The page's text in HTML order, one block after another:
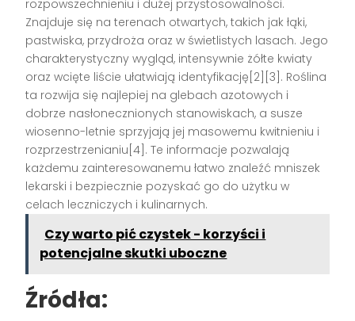
rozpowszechnieniu i dużej przystosowalności.
Znajduje się na terenach otwartych, takich jak łąki,
pastwiska, przydroża oraz w świetlistych lasach. Jego
charakterystyczny wygląd, intensywnie żółte kwiaty
oraz wcięte liście ułatwiają identyfikację[2][3]. Roślina
ta rozwija się najlepiej na glebach azotowych i
dobrze nasłonecznionych stanowiskach, a susze
wiosenno-letnie sprzyjają jej masowemu kwitnieniu i
rozprzestrzenianiu[4]. Te informacje pozwalają
każdemu zainteresowanemu łatwo znaleźć mniszek
lekarski i bezpiecznie pozyskać go do użytku w
celach leczniczych i kulinarnych.
Czy warto pić czystek - korzyści i
potencjalne skutki uboczne
Źródła: